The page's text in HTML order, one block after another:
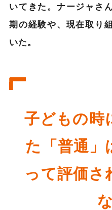
いてきた。ナージャさ
期の経験や、現在取り
いた。
子どもの時
た「普通」
って評価さ